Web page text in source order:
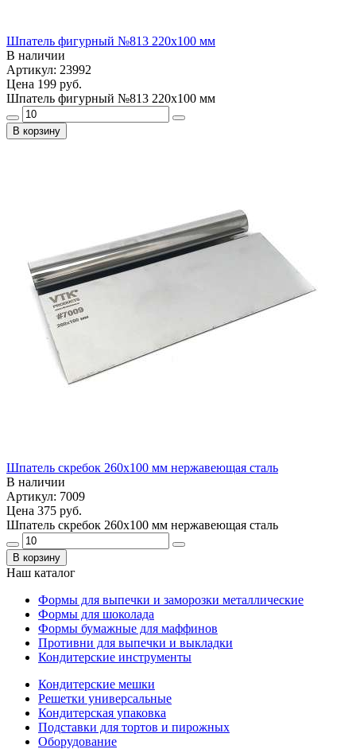
Шпатель фигурный №813 220х100 мм
В наличии
Артикул: 23992
Цена 199 руб.
Шпатель фигурный №813 220х100 мм
В корзину
Шпатель скребок 260х100 мм нержавеющая сталь
В наличии
Артикул: 7009
Цена 375 руб.
Шпатель скребок 260х100 мм нержавеющая сталь
В корзину
Наш каталог
Формы для выпечки и заморозки металлические
Формы для шоколада
Формы бумажные для маффинов
Противни для выпечки и выкладки
Кондитерские инструменты
Кондитерские мешки
Решетки универсальные
Кондитерская упаковка
Подставки для тортов и пирожных
Оборудование